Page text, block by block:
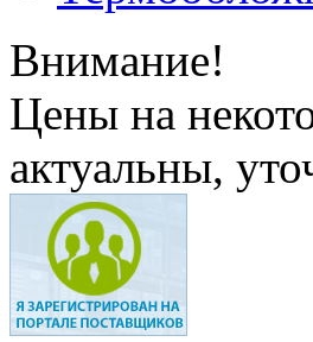
Внимание!
Цены на
актуальны,